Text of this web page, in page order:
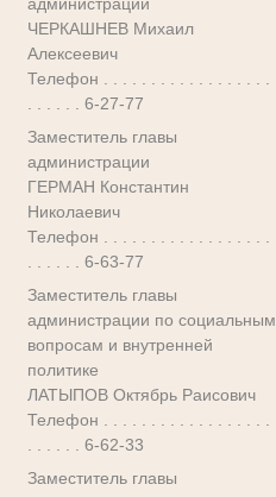
ЧЕРКАШНЕВ Михаил
Алексеевич
Телефон . . . . . . . . . . . . . . . . . . .
. . . . . . 6-27-77
Заместитель главы
администрации
ГЕРМАН Константин
Николаевич
Телефон . . . . . . . . . . . . . . . . . . .
. . . . . . 6-63-77
Заместитель главы
администрации по социальным
вопросам и внутренней
политике
ЛАТЫПОВ Октябрь Раисович
Телефон . . . . . . . . . . . . . . . . . . .
. . . . . . 6-62-33
Заместитель главы